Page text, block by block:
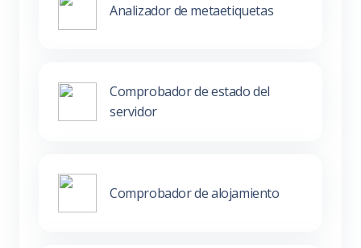
Analizador de metaetiquetas
Comprobador de estado del
servidor
Comprobador de alojamiento